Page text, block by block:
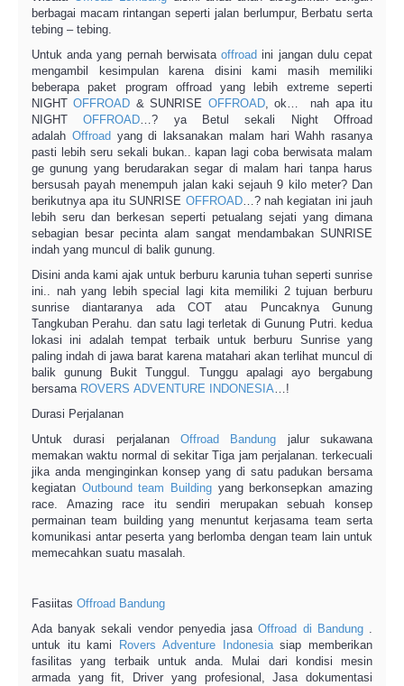
berbagai macam rintangan seperti jalan berlumpur, Berbatu serta
tebing – tebing.
Untuk anda yang pernah berwisataoffroad ini jangan dulu cepat
mengambil kesimpulan karena disini kami masih memiliki
beberapa paket program offroad yang lebih extreme seperti
NIGHTOFFROAD & SUNRISE OFFROAD, ok… nah apa itu
NIGHTOFFROAD…? ya Betul sekali Night Offroad
adalah Offroad yang di laksanakan malam hari Wahh rasanya
pasti lebih seru sekali bukan.. kapan lagi coba berwisata malam
ge gunung yang berudarakan segar di malam hari tanpa harus
bersusah payah menempuh jalan kaki sejauh 9 kilo meter? Dan
berikutnya apa itu SUNRISE OFFROAD…? nah kegiatan ini jauh
lebih seru dan berkesan seperti petualang sejati yang dimana
sebagian besar pecinta alam sangat mendambakan SUNRISE
indah yang muncul di balik gunung.
Disini anda kami ajak untuk berburu karunia tuhan seperti sunrise
ini.. nah yang lebih special lagi kita memiliki 2 tujuan berburu
sunrise diantaranya ada COT atau Puncaknya Gunung
Tangkuban Perahu. dan satu lagi terletak di Gunung Putri. kedua
lokasi ini adalah tempat terbaik untuk berburu Sunrise yang
paling indah di jawa barat karena matahari akan terlihat muncul di
balik gunung Bukit Tunggul. Tunggu apalagi ayo bergabung
bersama ROVERS ADVENTURE INDONESIA…!
Durasi Perjalanan
Untuk durasi perjalanan Offroad Bandung jalur sukawana
memakan waktu normal di sekitar Tiga jam perjalanan. terkecuali
jika anda menginginkan konsep yang di satu padukan bersama
kegiatan Outbound team Building yang berkonsepkan amazing
race. Amazing race itu sendiri merupakan sebuah konsep
permainan team building yang menuntut kerjasama team serta
komunikasi antar peserta yang berlomba dengan team lain untuk
memecahkan suatu masalah.
Fasiitas Offroad Bandung
Ada banyak sekali vendor penyedia jasaOffroad di Bandung.
untuk itu kami
Rovers Adventure Indonesiasiap memberikan
fasilitas yang terbaik untuk anda. Mulai dari kondisi mesin
armada yang fit, Driver yang profesional, Jasa dokumentasi